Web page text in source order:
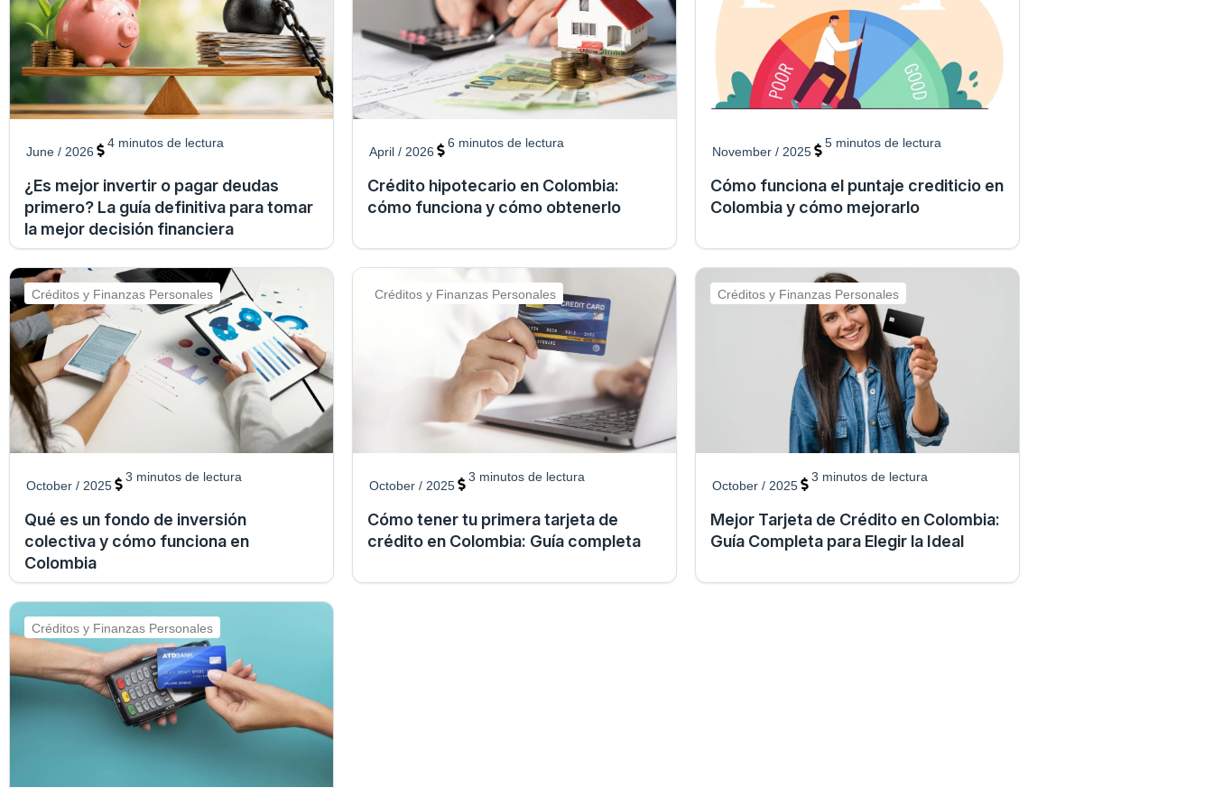
June / 2026
4 minutos de lectura
¿Es mejor invertir o pagar deudas
primero? La guía definitiva para tomar
la mejor decisión financiera
April / 2026
6 minutos de lectura
Crédito hipotecario en Colombia:
cómo funciona y cómo obtenerlo
November / 2025
5 minutos de lectura
Cómo funciona el puntaje crediticio en
Colombia y cómo mejorarlo
Créditos y Finanzas Personales
October / 2025
3 minutos de lectura
Qué es un fondo de inversión
colectiva y cómo funciona en
Colombia
Créditos y Finanzas Personales
October / 2025
3 minutos de lectura
Cómo tener tu primera tarjeta de
crédito en Colombia: Guía completa
Créditos y Finanzas Personales
October / 2025
3 minutos de lectura
Mejor Tarjeta de Crédito en Colombia:
Guía Completa para Elegir la Ideal
Créditos y Finanzas Personales